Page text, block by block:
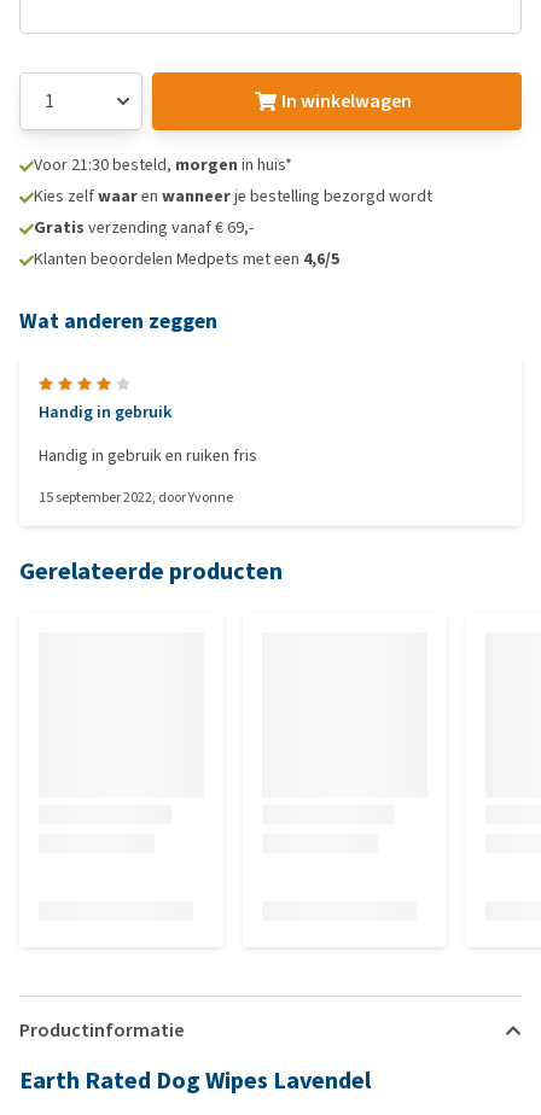
In winkelwagen
Voor 21:30 besteld, morgen in huis*
Kies zelfwaaren wanneerje bestelling bezorgd wordt
Gratis verzending vanaf € 69,-
Klanten beoordelen Medpets met een 4,6/5
Wat anderen zeggen
Handig in gebruik
Handig in gebruik en ruiken fris
15 september 2022, doorYvonne
Gerelateerde producten
Productinformatie
Earth Rated Dog Wipes Lavendel